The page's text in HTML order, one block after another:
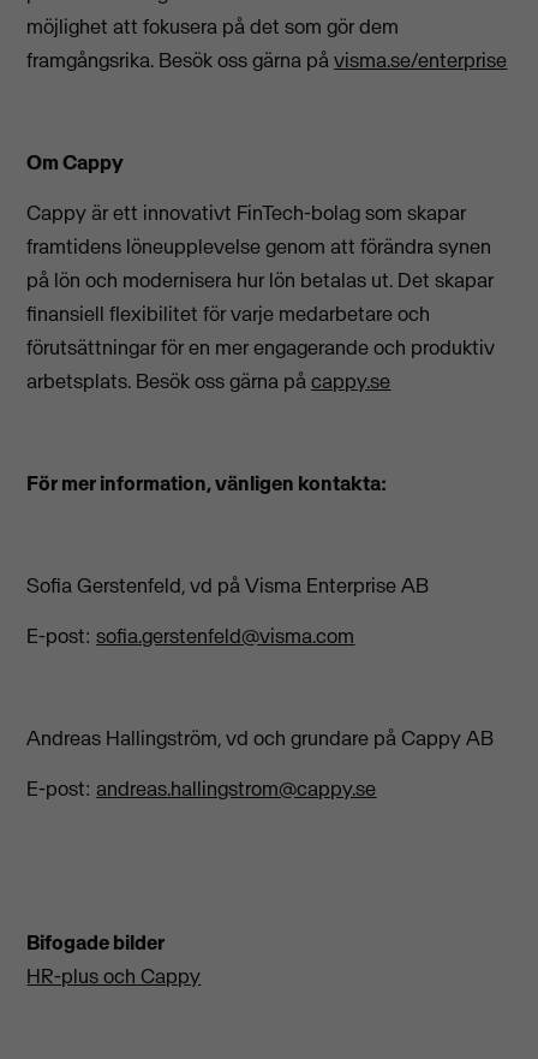
möjlighet att fokusera på det som gör dem
framgångsrika. Besök oss gärna påvisma.se/enterprise
Om Cappy
Cappy är ett innovativt FinTech-bolag som skapar
framtidens löneupplevelse genom att förändra synen
på lön och modernisera hur lön betalas ut. Det skapar
finansiell flexibilitet för varje medarbetare och
förutsättningar för en mer engagerande och produktiv
arbetsplats. Besök oss gärna påcappy.se
För mer information, vänligen kontakta:
Sofia Gerstenfeld, vd på Visma Enterprise AB
E-post:sofia.gerstenfeld@visma.com
Andreas Hallingström, vd och grundare på Cappy AB
E-post:andreas.hallingstrom@cappy.se
Bifogade bilder
HR-plus och Cappy